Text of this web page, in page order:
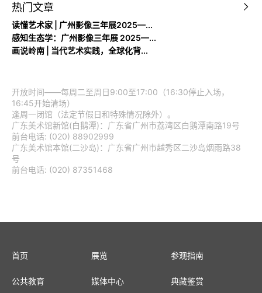
热门文章
读懂艺术家 | 广州影像三年展2025—...
感知生态学：广州影像三年展 2025—...
画说岭南 | 当代艺术实践，全球化背...
开放时间——每周二至周日9:00至17:00（16:30停止入场，
16:45开始清场）
逢周一闭馆（法定节假日和特殊情况除外）。
广东美术馆新馆(白鹅潭)：广东省广州市荔湾区白鹅潭南路19号
前台电话: (020) 88902999
广东美术馆本馆(二沙岛)：广东省广州市越秀区二沙岛烟雨路38
号
前台电话: (020) 87351468
首页 展览 参观指南
公共教育 媒体中心 典藏鉴赏